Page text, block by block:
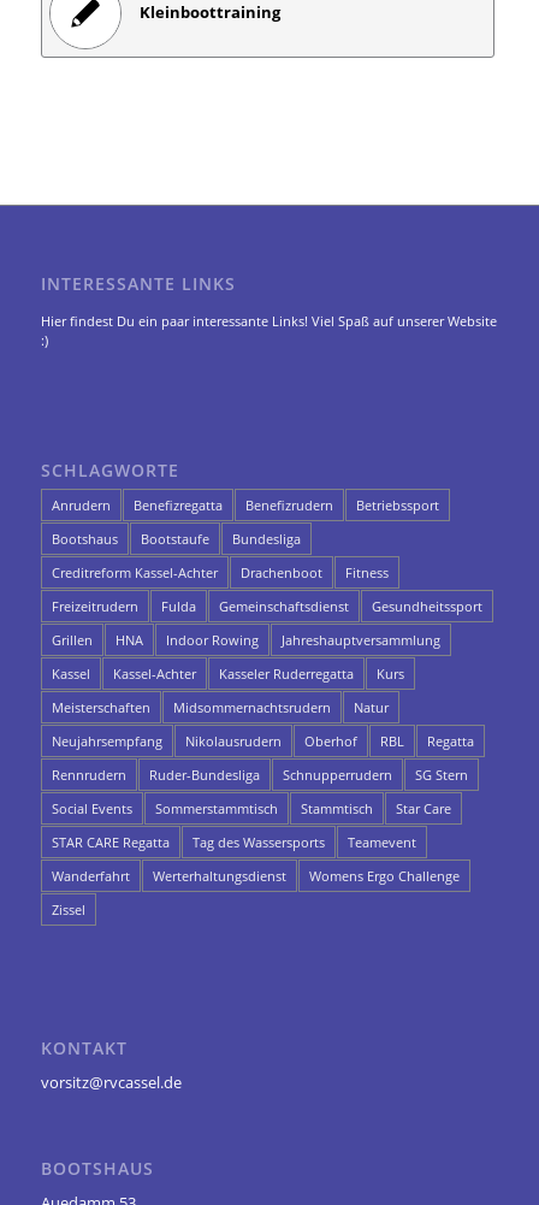
Kleinboottraining
INTERESSANTE LINKS
Hier findest Du ein paar interessante Links! Viel Spaß auf unserer Website
:)
SCHLAGWORTE
Anrudern Benefizregatta Benefizrudern
Betriebssport
Bootshaus
Bootstaufe
Bundesliga
Creditreform Kassel-Achter
Drachenboot
Fitness
Freizeitrudern
Fulda Gemeinschaftsdienst
Gesundheitssport
Grillen
HNA Indoor Rowing
Jahreshauptversammlung
Kassel
Kassel-Achter Kasseler Ruderregatta
Kurs
Meisterschaften
Midsommernachtsrudern
Natur
Neujahrsempfang
Nikolausrudern Oberhof RBL
Regatta
Rennrudern
Ruder-Bundesliga Schnupperrudern
SG Stern
Social Events
Sommerstammtisch Stammtisch
Star Care
STAR CARE Regatta
Tag des Wassersports
Teamevent
Wanderfahrt
Werterhaltungsdienst
Womens Ergo Challenge
Zissel
KONTAKT
vorsitz@rvcassel.de
BOOTSHAUS